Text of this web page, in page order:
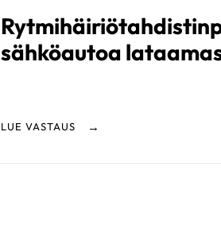
sähköautoa
LUE VASTAUS